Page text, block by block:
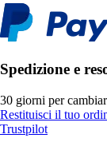
Spedizione e
30 giorni per
Restituisci il tuo
Trustpilot